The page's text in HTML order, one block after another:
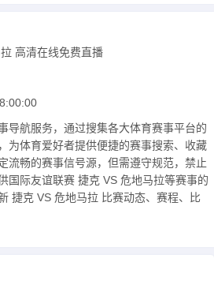
高清在线免费直播
导航服务，通过搜集各大体育赛事平台的
为体育爱好者提供便捷的赛事搜索、收藏
流畅的赛事信号源，但需遵守规范，禁止
国际友谊联赛 捷克 VS 危地马拉等赛事的
捷克 VS 危地马拉 比赛动态、赛程、比